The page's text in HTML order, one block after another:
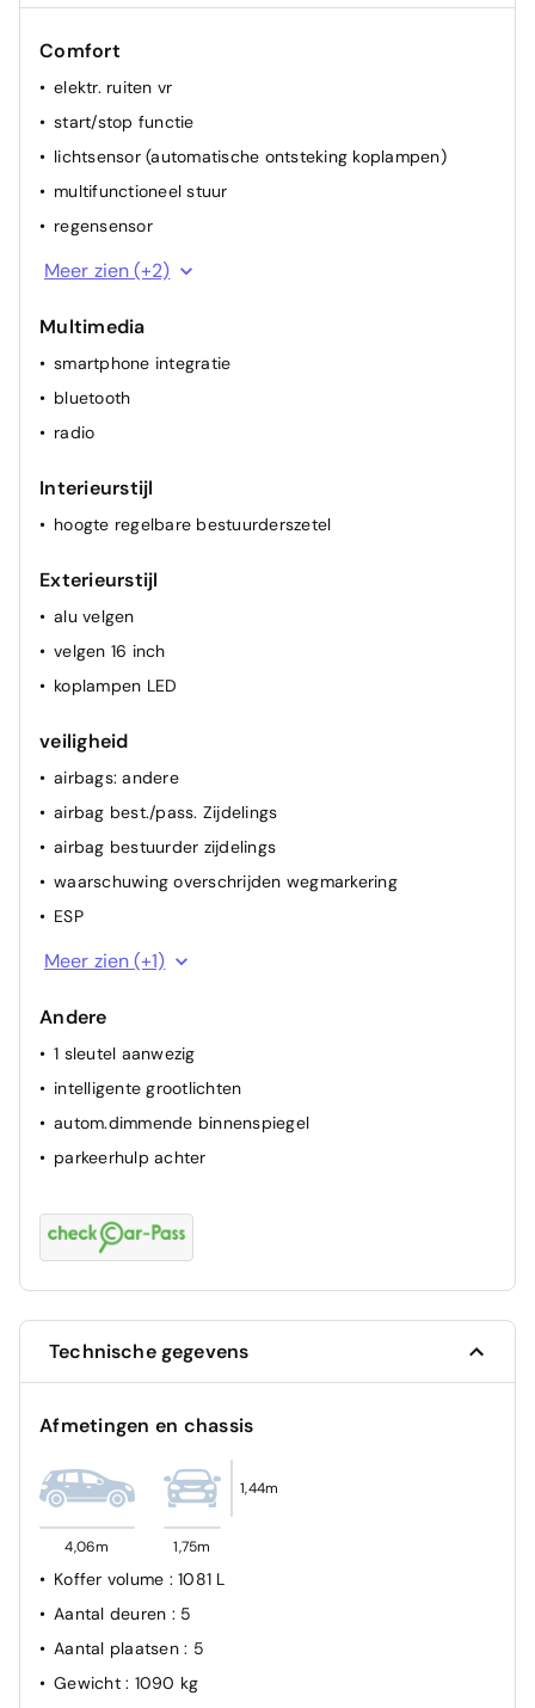
Comfort
elektr. ruiten vr
start/stop functie
lichtsensor (automatische ontsteking koplampen)
multifunctioneel stuur
regensensor
cruise control
Meer zien (+2)
Multimedia
smartphone integratie
bluetooth
radio
Interieurstijl
hoogte regelbare bestuurderszetel
Exterieurstijl
alu velgen
velgen 16 inch
koplampen LED
veiligheid
airbags: andere
airbag best./pass. Zijdelings
airbag bestuurder zijdelings
waarschuwing overschrijden wegmarkering
ESP
airbag passagier
Meer zien (+1)
Andere
1 sleutel aanwezig
intelligente grootlichten
autom.dimmende binnenspiegel
parkeerhulp achter
Technische gegevens
Afmetingen en chassis
4,06m 1,75m
1,44m
Koffer volume : 1081 L
Aantal deuren : 5
Aantal plaatsen : 5
Gewicht : 1090 kg